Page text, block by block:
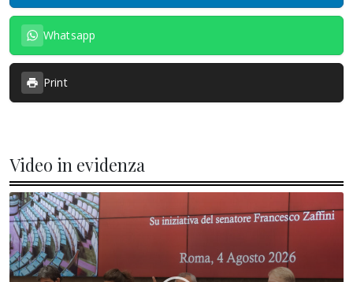
Whatsapp
Print
Video in evidenza